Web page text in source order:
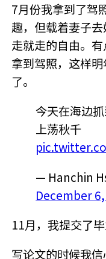
7月份我拿到了驾
趣，但载着妻子
走就走的自由。
拿到驾照，这样
了。
今天在海边
上荡秋千
— Hanchin
December
11月，我提交了
写论文的时候我